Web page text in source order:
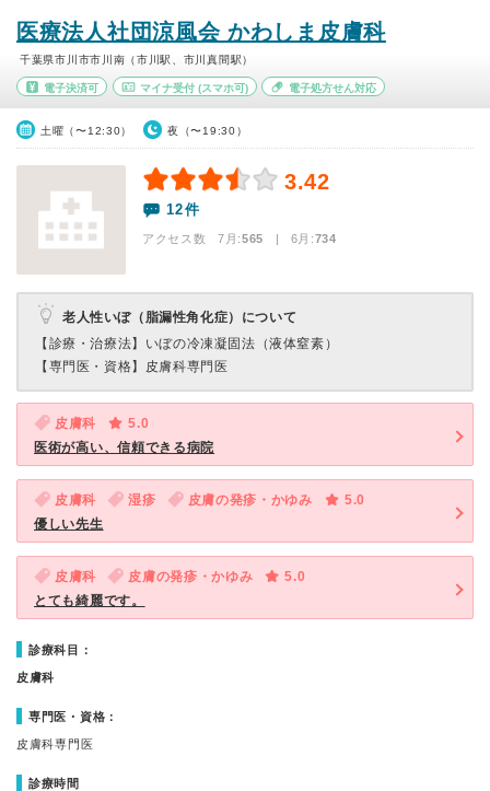
医療法人社団涼風会 かわしま皮膚科
千葉県市川市市川南（市川駅、市川真間駅）
電子決済可 マイナ受付(スマホ可) 電子処方せん対応
土曜（〜12:30） 夜（〜19:30）
3.42
12件
アクセス数 7月:565 | 6月:734
老人性いぼ（脂漏性角化症）について
【診療・治療法】 いぼの冷凍凝固法（液体窒素）
【専門医・資格】 皮膚科専門医
皮膚科
5.0
医術が高い、信頼できる病院
皮膚科 湿疹 皮膚の発疹・かゆみ
5.0
優しい先生
皮膚科 皮膚の発疹・かゆみ
5.0
とても綺麗です。
診療科目：
皮膚科
専門医・資格：
皮膚科専門医
診療時間